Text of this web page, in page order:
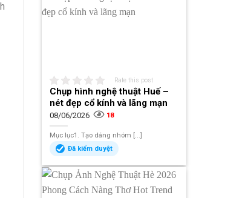
Rate this post
Chụp hình nghệ thuật Huế –
nét đẹp cổ kính và lãng mạn
08/06/2026 18
Mục lục1. Tạo dáng nhóm [...]
Đã kiểm duyệt